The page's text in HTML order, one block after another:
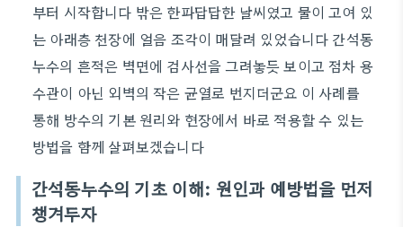
부터 시작합니다 밖은 한파답답한 날씨였고 물이 고여 있
는 아래층 천장에 얼음 조각이 매달려 있었습니다 간석동
누수의 흔적은 벽면에 검사선을 그려놓듯 보이고 점차 용
수관이 아닌 외벽의 작은 균열로 번지더군요 이 사례를
통해 방수의 기본 원리와 현장에서 바로 적용할 수 있는
방법을 함께 살펴보겠습니다
간석동누수의 기초 이해: 원인과 예방법을 먼저
챙겨두자